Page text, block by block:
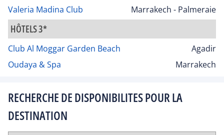
Valeria Madina Club
Marrakech - Palmeraie
HÔTELS 3*
Club Al Moggar Garden Beach
Agadir
Oudaya & Spa
Marrakech
RECHERCHE DE DISPONIBILITES POUR LA
DESTINATION